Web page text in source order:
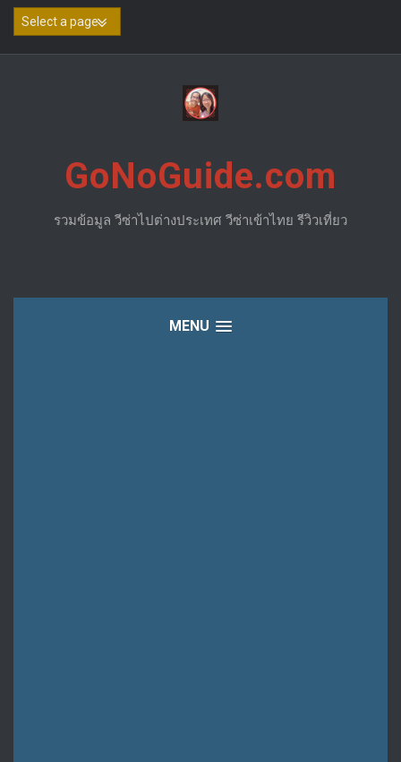
Skip
GoNoGuide.com
รวมข้อมูล วีซ่าไปต่างประเทศ วีซ่าเข้าไทย รีวิวเที่ยว
MENU